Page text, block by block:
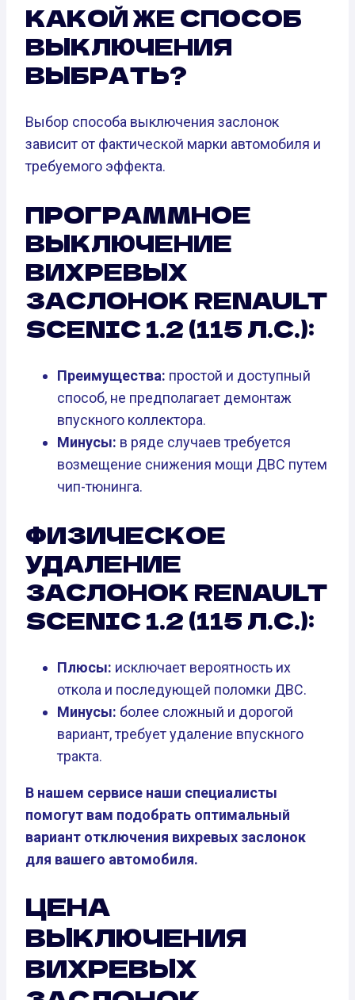
КАКОЙ ЖЕ СПОСОБ
ВЫКЛЮЧЕНИЯ
ВЫБРАТЬ?
Выбор способа выключения заслонок
зависит от фактической марки автомобиля и
требуемого эффекта.
ПРОГРАММНОЕ
ВЫКЛЮЧЕНИЕ
ВИХРЕВЫХ
ЗАСЛОНОК RENAULT
SCENIC 1.2 (115 Л.С.):
Преимущества: простой и доступный
способ, не предполагает демонтаж
впускного коллектора.
Минусы: в ряде случаев требуется
возмещение снижения мощи ДВС путем
чип-тюнинга.
ФИЗИЧЕСКОЕ
УДАЛЕНИЕ
ЗАСЛОНОК RENAULT
SCENIC 1.2 (115 Л.С.):
Плюсы: исключает вероятность их
откола и последующей поломки ДВС.
Минусы: более сложный и дорогой
вариант, требует удаление впускного
тракта.
В нашем сервисе наши специалисты
помогут вам подобрать оптимальный
вариант отключения вихревых заслонок
для вашего автомобиля.
ЦЕНА
ВЫКЛЮЧЕНИЯ
ВИХРЕВЫХ